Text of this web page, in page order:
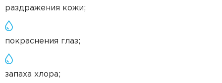
раздражения кожи;
покраснения глаз;
запаха хлора;